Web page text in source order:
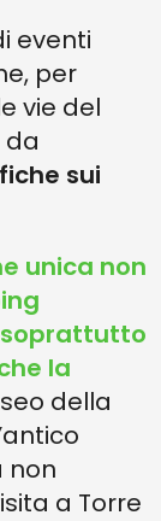
eventi
per
vie del
sui
unica non
soprattutto
la
della
non
a Torre